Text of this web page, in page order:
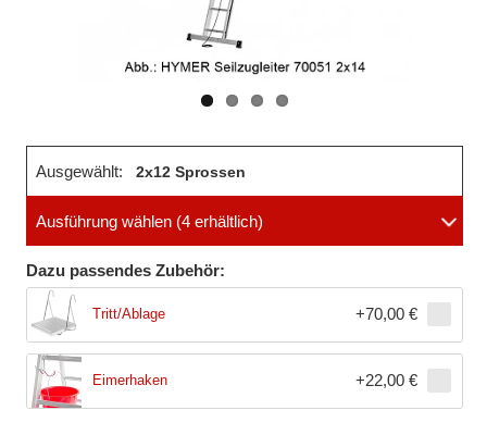
Ausgewählt: 2x12 Sprossen
Ausführung wählen (4 erhältlich)
Dazu passendes Zubehör:
Tritt/Ablage +70,00 €
Eimerhaken +22,00 €